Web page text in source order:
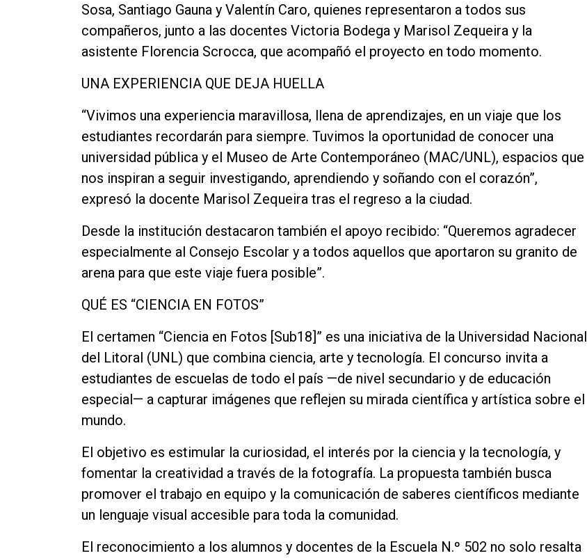
Sosa, Santiago Gauna y Valentín Caro, quienes representaron a todos sus
compañeros, junto a las docentes Victoria Bodega y Marisol Zequeira y la
asistente Florencia Scrocca, que acompañó el proyecto en todo momento.
UNA EXPERIENCIA QUE DEJA HUELLA
“Vivimos una experiencia maravillosa, llena de aprendizajes, en un viaje que los
estudiantes recordarán para siempre. Tuvimos la oportunidad de conocer una
universidad pública y el Museo de Arte Contemporáneo (MAC/UNL), espacios que
nos inspiran a seguir investigando, aprendiendo y soñando con el corazón”,
expresó la docente Marisol Zequeira tras el regreso a la ciudad.
Desde la institución destacaron también el apoyo recibido: “Queremos agradecer
especialmente al Consejo Escolar y a todos aquellos que aportaron su granito de
arena para que este viaje fuera posible”.
QUÉ ES “CIENCIA EN FOTOS”
El certamen “Ciencia en Fotos [Sub18]” es una iniciativa de la Universidad Nacional
del Litoral (UNL) que combina ciencia, arte y tecnología. El concurso invita a
estudiantes de escuelas de todo el país —de nivel secundario y de educación
especial— a capturar imágenes que reflejen su mirada científica y artística sobre el
mundo.
El objetivo es estimular la curiosidad, el interés por la ciencia y la tecnología, y
fomentar la creatividad a través de la fotografía. La propuesta también busca
promover el trabajo en equipo y la comunicación de saberes científicos mediante
un lenguaje visual accesible para toda la comunidad.
El reconocimiento a los alumnos y docentes de la Escuela N.º 502 no solo resalta